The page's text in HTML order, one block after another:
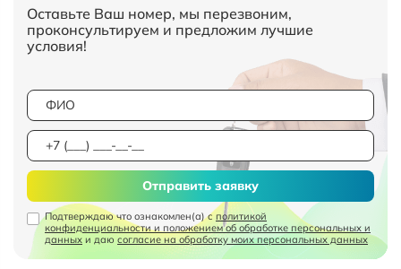
Оставьте Ваш номер, мы перезвоним,
проконсультируем и предложим лучшие
условия!
Подтверждаю что ознакомлен(а) сполитикой
конфиденциальности и положением об обработке персональных и
данных и даю согласие на обработку моих персональных данных
Отправить заявку